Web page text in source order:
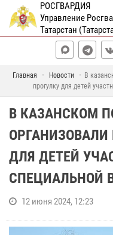
РОСГВАРДИЯ
Управление
Татарстан
Главная Новости
В
прогулку для детей
В КАЗАНСКОМ
ДЛЯ ДЕТЕЙ
СПЕЦИАЛЬНОЙ
12 июня 2024, 12:23